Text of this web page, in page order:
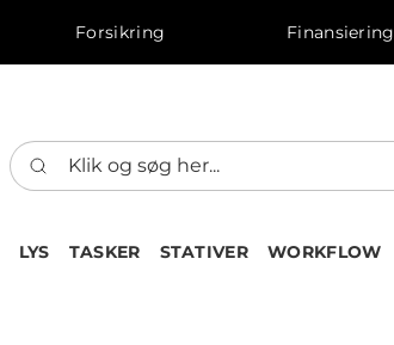
Forsikring Finansiering
LYS TASKER STATIVER WORKFLOW